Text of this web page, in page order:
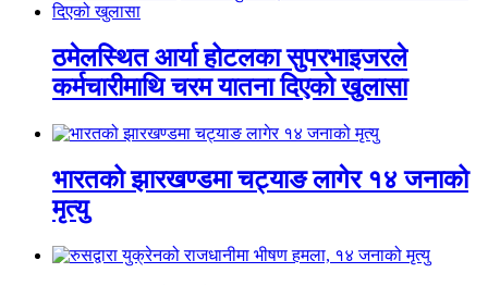
ठमेलस्थित आर्या होटलका सुपरभाइजरले
कर्मचारीमाथि चरम यातना दिएको खुलासा
भारतको झारखण्डमा चट्याङ लागेर १४ जनाको
मृत्यु